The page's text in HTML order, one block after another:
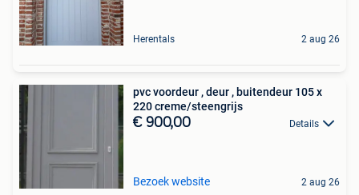
Herentals 2 aug 26
pvc voordeur , deur , buitendeur 105 x
220 creme/steengrijs
€ 900,00 Details
Bezoek website 2 aug 26